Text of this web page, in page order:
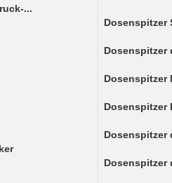
...
Dosenspitzer
Dosenspitzer
Dosenspitzer
Dosenspitzer
Dosenspitzer
Dosenspitzer